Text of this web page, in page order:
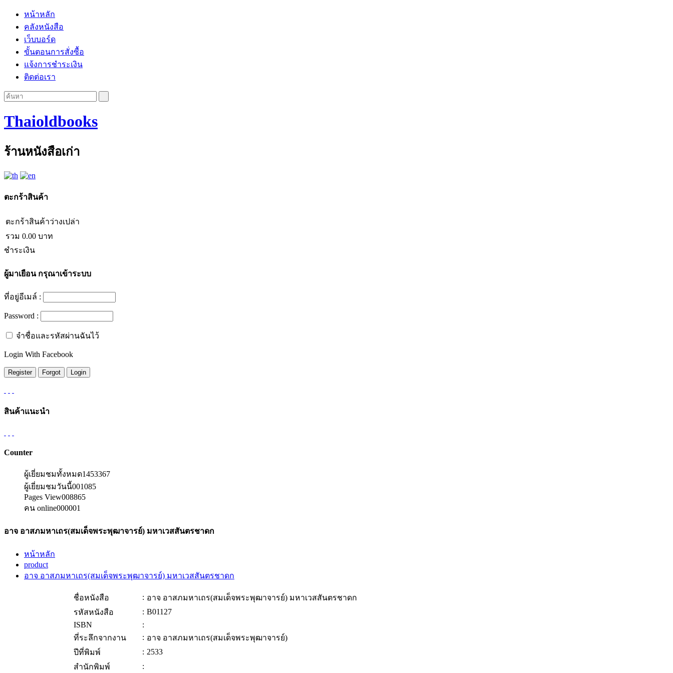
หน้าหลัก
คลังหนังสือ
เว็บบอร์ด
ขั้นตอนการสั่งซื้อ
แจ้งการชำระเงิน
ติดต่อเรา
Thaioldbooks
ร้านหนังสือเก่า
ตะกร้าสินค้า
ตะกร้าสินค้าว่างเปล่า
รวม 0.00 บาท
ชำระเงิน
ผู้มาเยือนกรุณาเข้าระบบ
ที่อยู่อีเมล์ :
Password :
จำชื่อและรหัสผ่านฉันไว้
Login With Facebook
สินค้าแนะนำ
Counter
ผู้เยี่ยมชมทั้งหมด1453367
ผู้เยี่ยมชมวันนี้001085
Pages View008865
คน online000001
อาจ อาสภมหาเถร(สมเด็จพระพุฒาจารย์) มหาเวสสันตรชาดก
หน้าหลัก
product
อาจ อาสภมหาเถร(สมเด็จพระพุฒาจารย์) มหาเวสสันตรชาดก
ชื่อหนังสือ : อาจ อาสภมหาเถร(สมเด็จพระพุฒาจารย์) มหาเวสสันตรชาดก
รหัสหนังสือ
: B01127
ISBN
:
ที่ระลึกจากงาน
: อาจ อาสภมหาเถร(สมเด็จพระพุฒาจารย์)
ปีที่พิมพ์
: 2533
สำนักพิมพ์
: